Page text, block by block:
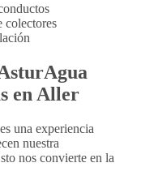
colectores
en Aller
una experiencia
nuestra
nos convierte en la